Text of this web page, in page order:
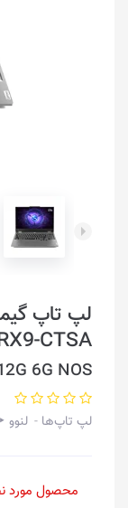
CTSA
6G NOS
لپ تاپ‌ها لنوو ‣ LENOVO
محصول مورد